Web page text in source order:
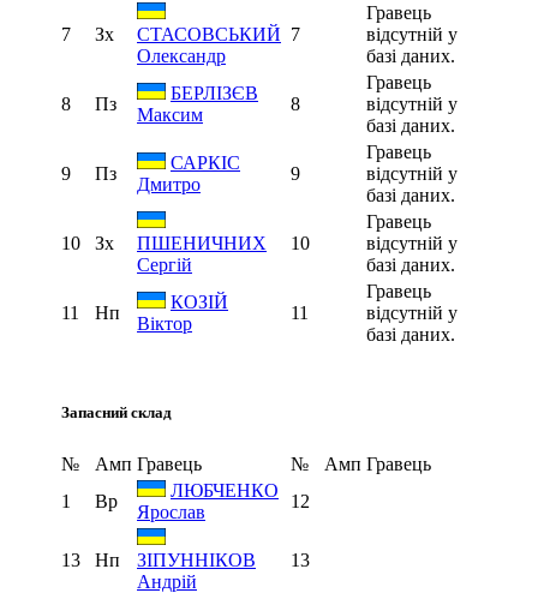
7 Зх
СТАСОВСЬКИЙ
Олександр
7
Гравець
відсутній у
базі даних.
8 Пз
БЕРЛІЗЄВ
Максим
8
Гравець
відсутній у
базі даних.
9 Пз
САРКІС
Дмитро
9
Гравець
відсутній у
базі даних.
10 Зх
ПШЕНИЧНИХ
Сергій
10
Гравець
відсутній у
базі даних.
11 Нп
КОЗІЙ
Віктор
11
Гравець
відсутній у
базі даних.
Запасний склад
№ Амп Гравець № Амп Гравець
1
Вр
ЛЮБЧЕНКО
Ярослав
12
13 Нп
ЗІПУННІКОВ
Андрій
13